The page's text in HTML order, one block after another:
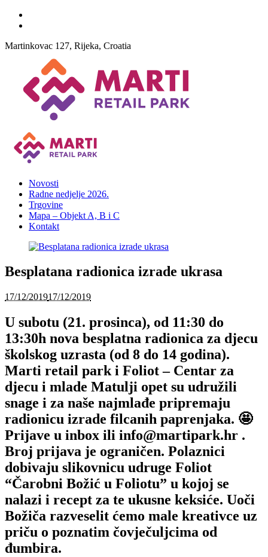
Martinkovac 127, Rijeka, Croatia
Novosti
Radne nedjelje 2026.
Trgovine
Mapa – Objekt A, B i C
Kontakt
Besplatana radionica izrade ukrasa
17/12/201917/12/2019
U subotu (21. prosinca), od 11:30 do
13:30h nova besplatna radionica za djecu
školskog uzrasta (od 8 do 14 godina).
Marti retail park i Foliot – Centar za
djecu i mlade Matulji opet su udružili
snage i za naše najmlađe pripremaju
radionicu izrade filcanih paprenjaka. 🤩
Prijave u inbox ili info@martipark.hr .
Broj prijava je ograničen. Polaznici
dobivaju slikovnicu udruge Foliot
“Čarobni Božić u Foliotu” u kojoj se
nalazi i recept za te ukusne keksiće. Uoči
Božiča razveselit ćemo male kreativce uz
priču o poznatim čovječuljcima od
đumbira.